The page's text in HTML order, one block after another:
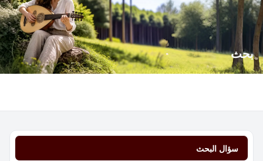
بحث
سؤال البحث